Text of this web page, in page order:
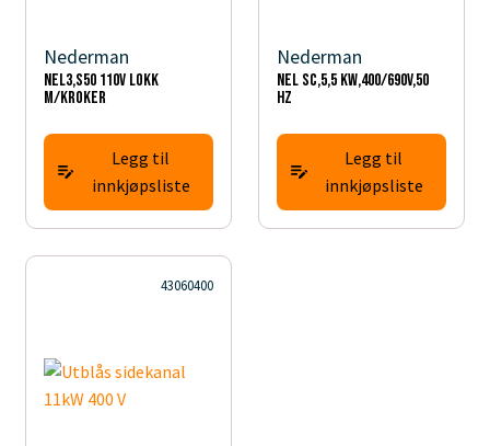
Nederman
NEL3,S50 110V lokk
m/kroker
Legg til
innkjøpsliste
Nederman
NEL SC,5,5 kW,400/690V,50
Hz
Legg til
innkjøpsliste
43060400